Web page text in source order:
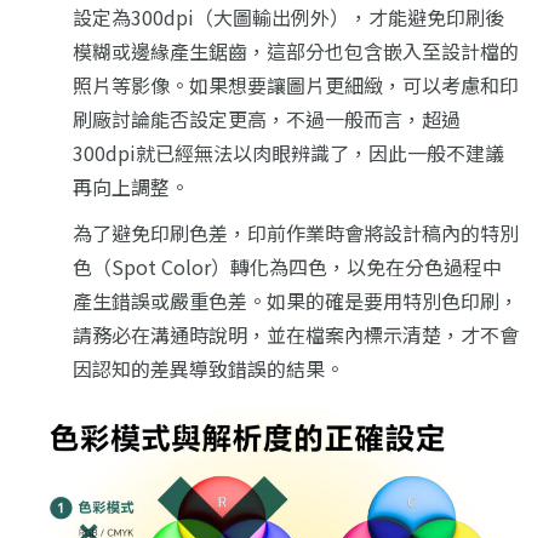
設定為300dpi （大圖輸出例外）， 才能避免印刷後
模糊或邊緣產生鋸齒 ，這部分也包含嵌入至設計檔的
照片等影像。如果想要讓圖片更細緻，可以考慮和印
刷廠討論能否設定更高，不過一般而言，超過
300dpi就已經無法以肉眼辨識了，因此一般不建議
再向上調整。
為了避免印刷色差， 印前作業時會將設計稿內的特別
色（Spot Color）轉化為四色，以免在分色過程中
產生錯誤或嚴重色差 。如果的確是要用特別色印刷，
請務必在溝通時說明，並在檔案內標示清楚，才不會
因認知的差異導致錯誤的結果。